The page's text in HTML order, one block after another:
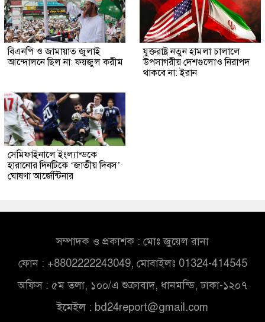
বিএনপি ও জামায়াত জুলাই
আন্দোলনে ছিল না: ফয়জুল করীম
যুক্তরাষ্ট্র নতুন হামলা চালালে
উপসাগরীয় দেশগুলোও নিরাপদ
থাকবে না: ইরান
সেমিফাইনালে ইংল্যান্ডকে
হারানোর দিনটিকে ‘জাতীয় দিবস’
ঘোষণা আর্জেন্টিনার
সম্পাদক ও প্রকাশক : মোঃ জুয়েল রানা
ফোন : +8802222243049, মোবাইলঃ 01324-414545
অফিস : ৫ম তলা, ১০০/এ শুক্রাবাদ, ধানমন্ডি, ঢাকা-১২০৭
ইমেইল : bd24report@gmail.com